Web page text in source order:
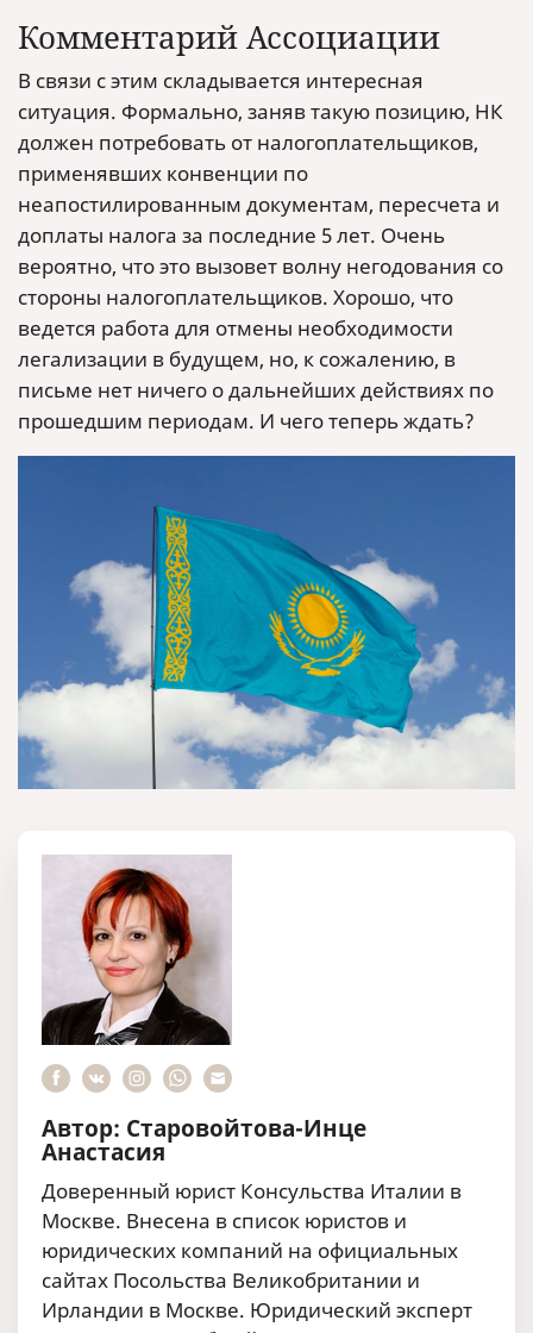
Комментарий Ассоциации
В связи с этим складывается интересная
ситуация. Формально, заняв такую позицию, НК
должен потребовать от налогоплательщиков,
применявших конвенции по
неапостилированным документам, пересчета и
доплаты налога за последние 5 лет. Очень
вероятно, что это вызовет волну негодования со
стороны налогоплательщиков. Хорошо, что
ведется работа для отмены необходимости
легализации в будущем, но, к сожалению, в
письме нет ничего о дальнейших действиях по
прошедшим периодам. И чего теперь ждать?
Автор: Старовойтова-Инце
Анастасия
Доверенный юрист Консульства Италии в
Москве. Внесена в список юристов и
юридических компаний на официальных
сайтах Посольства Великобритании и
Ирландии в Москве. Юридический эксперт